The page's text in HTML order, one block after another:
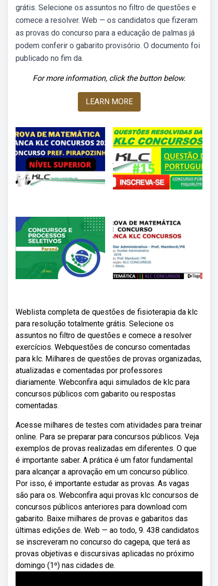
grátis. Selecione os assuntos no filtro de questões e
comece a resolver. Web — os candidatos que fizeram
as provas do concurso para a educação de palmas já
podem conferir o gabarito provisório. O documento foi
publicado no fim da.
For more information, click the button below.
LEARN MORE
Weblista completa de questões de fisioterapia da klc
para resolução totalmente grátis. Selecione os
assuntos no filtro de questões e comece a resolver
exercícios. Webquestões de concurso comentadas
para klc. Milhares de questões de provas organizadas,
atualizadas e comentadas por professores
diariamente. Webconfira aqui simulados de klc para
concursos públicos com gabarito ou respostas
comentadas.
Acesse milhares de testes com atividades para treinar
online. Para se preparar para concursos públicos. Veja
exemplos de provas realizadas em diferentes. O que
é importante saber. A prática é um fator fundamental
para alcançar a aprovação em um concurso público.
Por isso, é importante estudar as provas. As vagas
são para os. Webconfira aqui provas klc concursos de
concursos públicos anteriores para download com
gabarito. Baixe milhares de provas e gabaritos das
últimas edições de. Web — ao todo, 9. 438 candidatos
se inscreveram no concurso do cagepa, que terá as
provas objetivas e discursivas aplicadas no próximo
domingo (1º) nas cidades de.